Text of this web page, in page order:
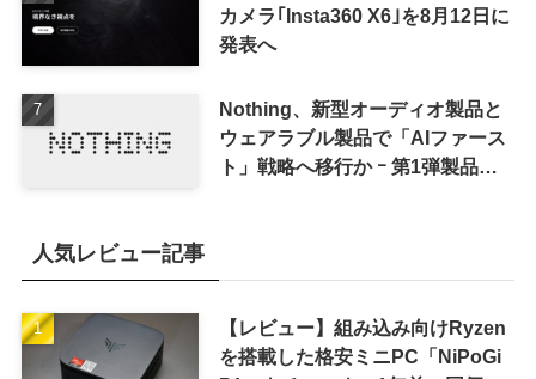
カメラ｢Insta360 X6｣を8月12日に
発表へ
Nothing、新型オーディオ製品と
ウェアラブル製品で「AIファース
ト」戦略へ移行か ｰ 第1弾製品は
人気レビュー記事
【レビュー】組み込み向けRyzen
を搭載した格安ミニPC「NiPoGi